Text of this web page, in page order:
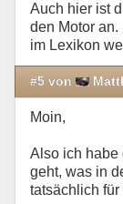
Auch hier ist
den Motor
im Lexikon
#5 von
Moin,
Also ich habe
geht, was in
tatsächlich